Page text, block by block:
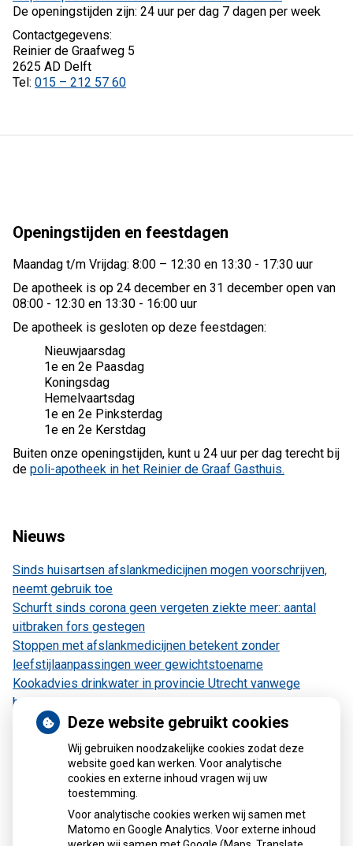
De openingstijden zijn: 24 uur per dag 7 dagen per week
Contactgegevens:
Reinier de Graafweg 5
2625 AD Delft
Tel: 015 – 212 57 60
Openingstijden en feestdagen
Maandag t/m Vrijdag: 8:00 – 12:30 en 13:30 - 17:30 uur
De apotheek is op 24 december en 31 december open van
08:00 - 12:30 en 13:30 - 16:00 uur
De apotheek is gesloten op deze feestdagen:
Nieuwjaarsdag
1e en 2e Paasdag
Koningsdag
Hemelvaartsdag
1e en 2e Pinksterdag
1e en 2e Kerstdag
Buiten onze openingstijden, kunt u 24 uur per dag terecht bij
de poli-apotheek in het Reinier de Graaf Gasthuis.
Nieuws
Sinds huisartsen afslankmedicijnen mogen voorschrijven,
neemt gebruik toe
Schurft sinds corona geen vergeten ziekte meer: aantal
uitbraken fors gestegen
Stoppen met afslankmedicijnen betekent zonder
leefstijlaanpassingen weer gewichtstoename
Kookadvies drinkwater in provincie Utrecht vanwege
besmetting
Terugroepactie babyvoeding Nestlé: bacterie kan baby’s
ziek maken
Contact
Gouden Rijderplein 16
Deze website gebruikt cookies
Wij gebruiken noodzakelijke cookies zodat deze
website goed kan werken. Voor analytische
cookies en externe inhoud vragen wij uw
toestemming.
Voor analytische cookies werken wij samen met
Matomo en Google Analytics. Voor externe inhoud